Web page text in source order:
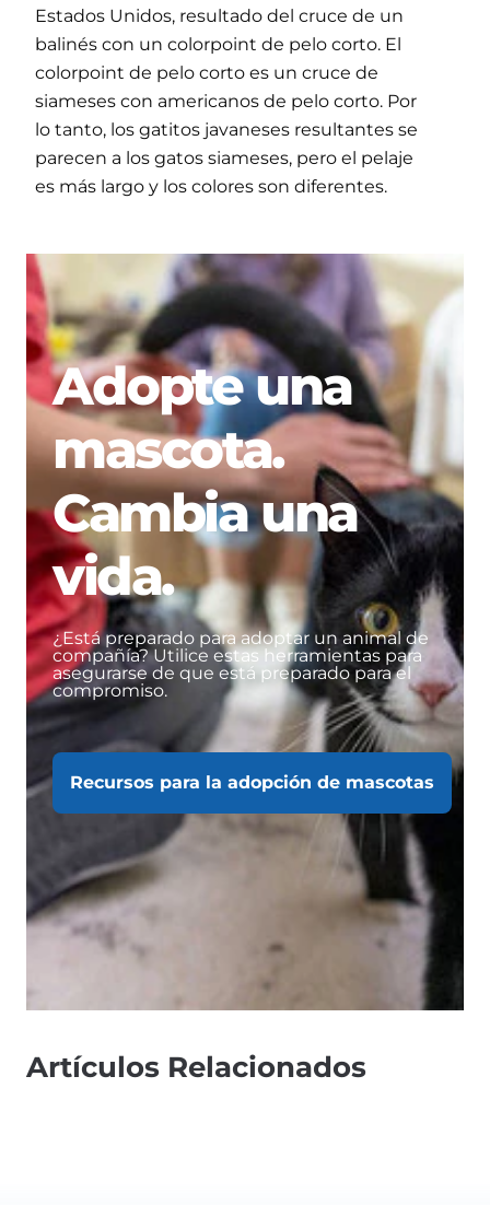
Estados Unidos, resultado del cruce de un
balinés con un colorpoint de pelo corto. El
colorpoint de pelo corto es un cruce de
siameses con americanos de pelo corto. Por
lo tanto, los gatitos javaneses resultantes se
parecen a los gatos siameses, pero el pelaje
es más largo y los colores son diferentes.
Adopte una
mascota.
Cambia una
vida.
¿Está preparado para adoptar un animal de
compañía? Utilice estas herramientas para
asegurarse de que está preparado para el
compromiso.
Recursos para la adopción de mascotas
Artículos Relacionados